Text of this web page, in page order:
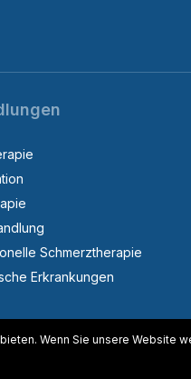
Schmerztherapie
Erkrankungen
Wenn Sie unsere Website